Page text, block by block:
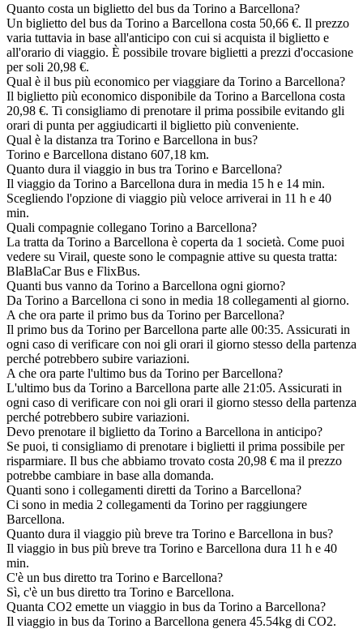
Quanto costa un biglietto del bus da Torino a Barcellona?
Un biglietto del bus da Torino a Barcellona costa 50,66 €. Il prezzo
varia tuttavia in base all'anticipo con cui si acquista il biglietto e
all'orario di viaggio. È possibile trovare biglietti a prezzi d'occasione
per soli 20,98 €.
Qual è il bus più economico per viaggiare da Torino a Barcellona?
Il biglietto più economico disponibile da Torino a Barcellona costa
20,98 €. Ti consigliamo di prenotare il prima possibile evitando gli
orari di punta per aggiudicarti il biglietto più conveniente.
Qual è la distanza tra Torino e Barcellona in bus?
Torino e Barcellona distano 607,18 km.
Quanto dura il viaggio in bus tra Torino e Barcellona?
Il viaggio da Torino a Barcellona dura in media 15 h e 14 min.
Scegliendo l'opzione di viaggio più veloce arriverai in 11 h e 40
min.
Quali compagnie collegano Torino a Barcellona?
La tratta da Torino a Barcellona è coperta da 1 società. Come puoi
vedere su Virail, queste sono le compagnie attive su questa tratta:
BlaBlaCar Bus e FlixBus.
Quanti bus vanno da Torino a Barcellona ogni giorno?
Da Torino a Barcellona ci sono in media 18 collegamenti al giorno.
A che ora parte il primo bus da Torino per Barcellona?
Il primo bus da Torino per Barcellona parte alle 00:35. Assicurati in
ogni caso di verificare con noi gli orari il giorno stesso della partenza
perché potrebbero subire variazioni.
A che ora parte l'ultimo bus da Torino per Barcellona?
L'ultimo bus da Torino a Barcellona parte alle 21:05. Assicurati in
ogni caso di verificare con noi gli orari il giorno stesso della partenza
perché potrebbero subire variazioni.
Devo prenotare il biglietto da Torino a Barcellona in anticipo?
Se puoi, ti consigliamo di prenotare i biglietti il prima possibile per
risparmiare. Il bus che abbiamo trovato costa 20,98 € ma il prezzo
potrebbe cambiare in base alla domanda.
Quanti sono i collegamenti diretti da Torino a Barcellona?
Ci sono in media 2 collegamenti da Torino per raggiungere
Barcellona.
Quanto dura il viaggio più breve tra Torino e Barcellona in bus?
Il viaggio in bus più breve tra Torino e Barcellona dura 11 h e 40
min.
C'è un bus diretto tra Torino e Barcellona?
Sì, c'è un bus diretto tra Torino e Barcellona.
Quanta CO2 emette un viaggio in bus da Torino a Barcellona?
Il viaggio in bus da Torino a Barcellona genera 45.54kg di CO2.